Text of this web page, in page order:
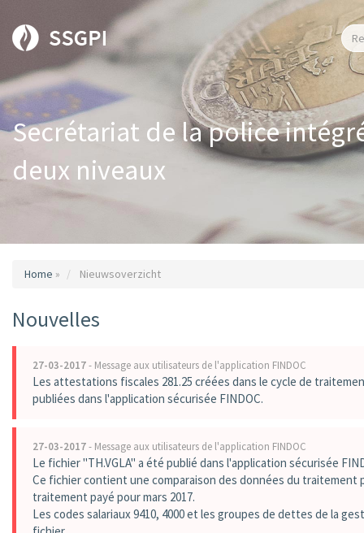
Secrétariat de la police
deux niveaux
Home » Nieuwsoverzicht
Nouvelles
27-03-2017- Message aux utilisateurs de l'application FINDOC
Les attestations fiscales 281.25 créées dans le cycle de
publiées dans l'application sécurisée FINDOC.
27-03-2017- Message aux utilisateurs de l'application FINDOC
Le fichier "TH.VGLA" a été publié dans l'application sécurisée
Ce fichier contient une comparaison des données du traitement
traitement payé pour mars 2017.
Les codes salariaux 9410, 4000 et les groupes de dettes de la